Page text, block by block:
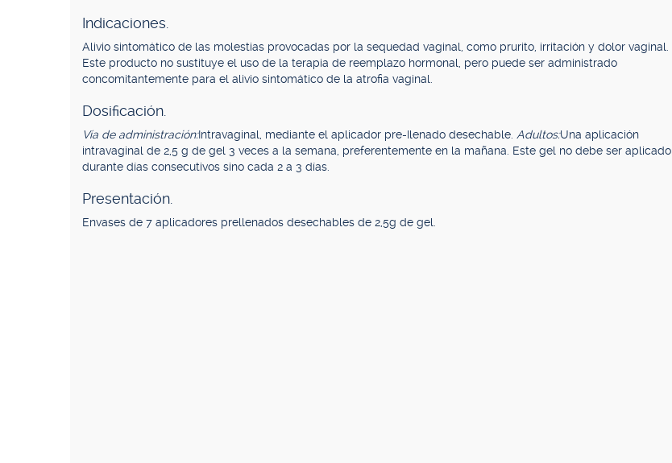
Indicaciones.
Alivio sintomático de las molestias provocadas por la sequedad vaginal, como prurito, irritación y dolor vaginal.
Este producto no sustituye el uso de la terapia de reemplazo hormonal, pero puede ser administrado
concomitantemente para el alivio sintomático de la atrofia vaginal.
Dosificación.
Vía de administración:Intravaginal, mediante el aplicador pre-Ilenado desechable. Adultos:Una aplicación
intravaginal de 2,5 g de gel 3 veces a la semana, preferentemente en la mañana. Este gel no debe ser aplicado
durante días consecutivos sino cada 2 a 3 días.
Presentación.
Envases de 7 aplicadores prellenados desechables de 2,5g de gel.